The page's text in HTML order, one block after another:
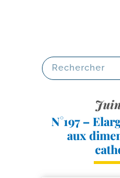
N°197 –
aux